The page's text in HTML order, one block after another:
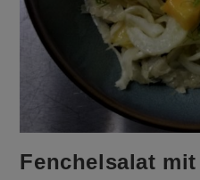
Fenchelsalat